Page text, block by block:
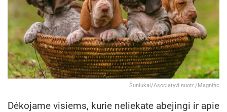
Šuniukai/Asociatyvi nuotr./Magnific
Dėkojame visiems, kurie neliekate abejingi ir apie